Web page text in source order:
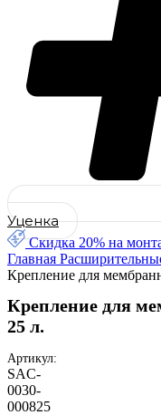
Уценка
Скидка 20% на
Главная
Крепление для
Крепление для
25 л.
Артикул:
SAC-
0030-
000825